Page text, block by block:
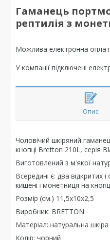
Гаманець
рептилія з
У компанії підключені
Опис
Чоловічий шкіряний
кнопці Bretton 210L, серія
Виготовлений з м'якої
Всередині є: два відкритих
кишені і монетниця на
Розмір (см.) 11,5х10х2,5
Виробник: BRETTON
Матеріал: натуральна шкіра
Колір: чорний